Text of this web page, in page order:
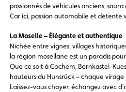
passionnés de véhicules anciens,
Car ici, passion automobile et détente
La Moselle – Élégante et authentique
Nichée entre vignes, villages
la région mosellane est un paradis
Que ce soit à Cochem, Bernkastel-
hauteurs du Hunsrück – chaque
Laissez-vous choyer, échangez avec